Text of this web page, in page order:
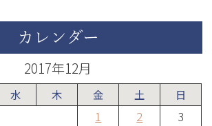
カレンダー
2017年12月
水 木 金 土 日
1 2
3